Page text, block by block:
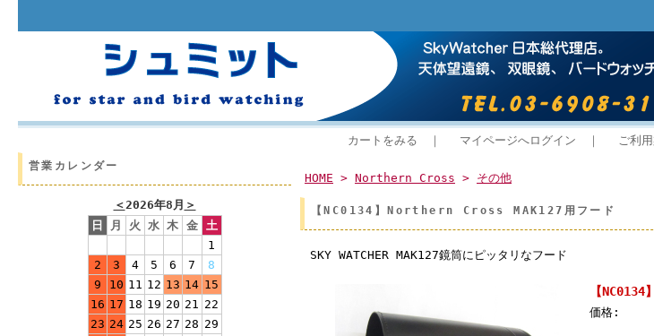
カートをみる ｜ マイページへログイン ｜ ご利
営業カレンダー
＜2026年8月 ＞
日
月 火 水 木 金
土
1
2
3 4 5 6 7
8
9
10 11 12 13 14 15
16 17 18 19 20 21 22
23 24 25 26 27 28 29
HOME > Northern Cross > その他
【NC0134】Northern Cross MAK127用フード
SKY WATCHER MAK127鏡筒にピッタリなフード
【
価格: